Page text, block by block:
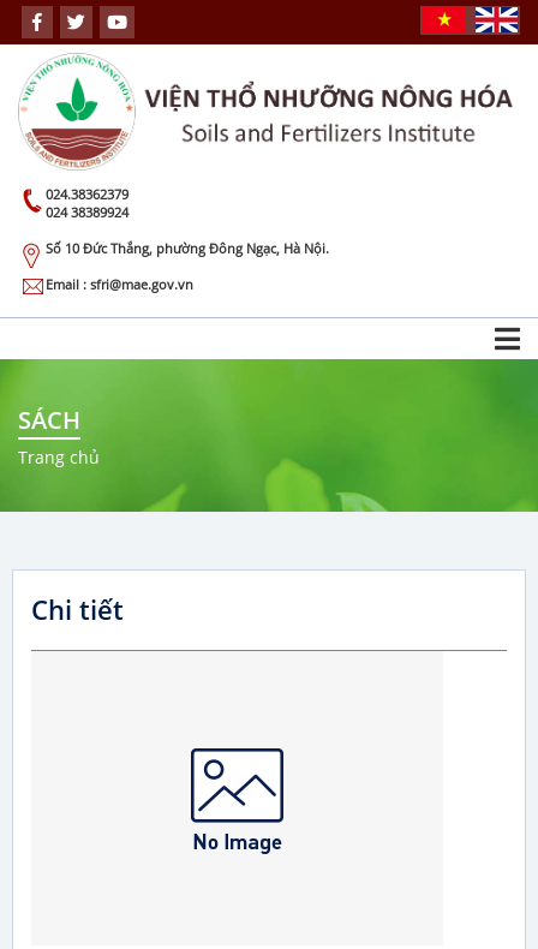
024.38362379
024 38389924
Số 10 Đức Thắng, phường Đông Ngạc, Hà Nội.
Email : sfri@mae.gov.vn
SÁCH
Trang chủ
Chi tiết